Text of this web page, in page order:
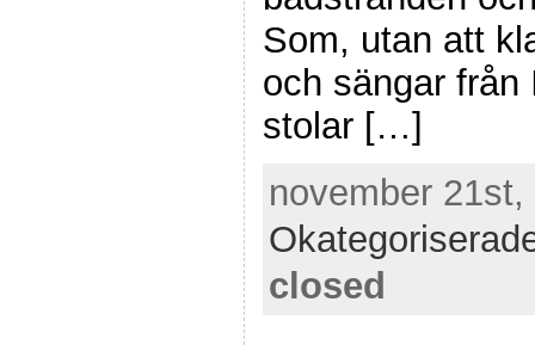
Som, utan att
och sängar från
stolar […]
november
closed